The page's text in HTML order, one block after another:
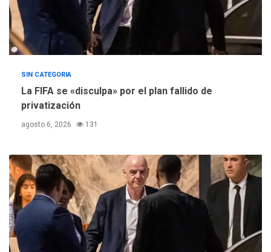
SIN CATEGORIA
La FIFA se «disculpa» por el plan fallido de
privatización
agosto 6, 2026 131